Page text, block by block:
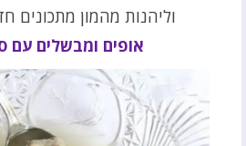
וליהנות מהמון מתכונים
אופים ומבשלים עם